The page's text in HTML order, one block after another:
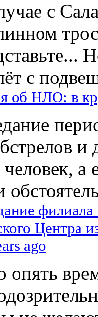
с
с
об НЛО: в
и
а
Центра
ago
опять